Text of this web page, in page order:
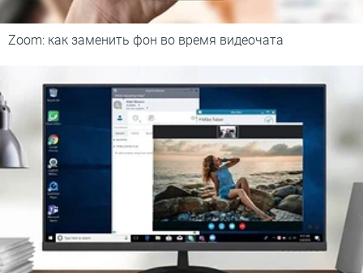
Zoom: как заменить фон во время видеочата